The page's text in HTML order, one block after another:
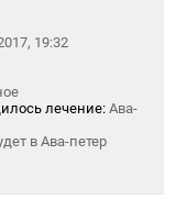
19:32
лечение: Ава-
в Ава-петер